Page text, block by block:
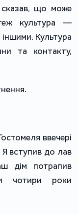
сказав, що може
культура —
Культура
та контакту,
ввечері
Я вступив до лав
дім потрапив
чотири роки